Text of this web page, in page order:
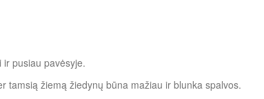
ir pusiau pavėsyje.
tamsią žiemą žiedynų būna mažiau ir blunka spalvos.